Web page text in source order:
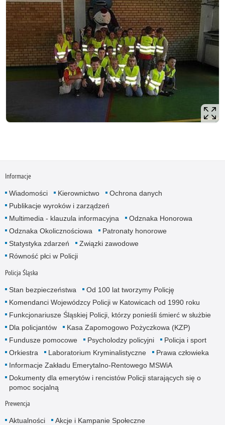
Informacje
Wiadomości Kierownictwo
Ochrona danych
Publikacje wyroków i zarządzeń
Multimedia - klauzula informacyjna
Odznaka Honorowa
Odznaka Okolicznościowa
Patronaty honorowe
Statystyka zdarzeń
Związki zawodowe
Równość płci w Policji
Policja Śląska
Stan bezpieczeństwa
Od 100 lat tworzymy Policję
Komendanci Wojewódzcy Policji w Katowicach od 1990 roku
Funkcjonariusze Śląskiej Policji, którzy ponieśli śmierć w służbie
Dla policjantów
Kasa Zapomogowo Pożyczkowa (KZP)
Fundusze pomocowe
Psycholodzy policyjni
Policja i sport
Orkiestra
Laboratorium Kryminalistyczne
Prawa człowieka
Informacje Zakładu Emerytalno-Rentowego MSWiA
Dokumenty dla emerytów i rencistów Policji starających się o
pomoc socjalną
Prewencja
Aktualności
Akcje i Kampanie Społeczne